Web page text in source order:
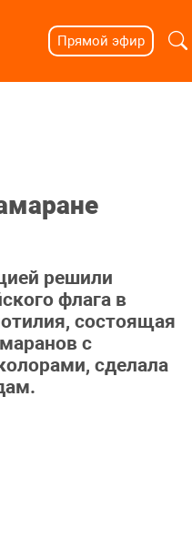
Прямой эфир
решили
флага в
состоящая
с
сделала